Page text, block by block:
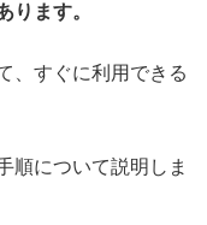
ります。
、すぐに利用できる
順について説明しま